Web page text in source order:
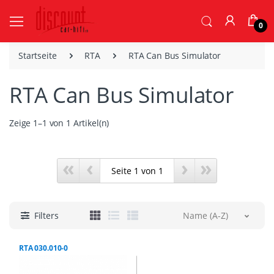
0
Startseite RTA RTA Can Bus Simulator
RTA Can Bus Simulator
Zeige 1–1 von 1 Artikel(n)
« ‹ › »
Filters Name (A-Z)
RTA 030.010-0